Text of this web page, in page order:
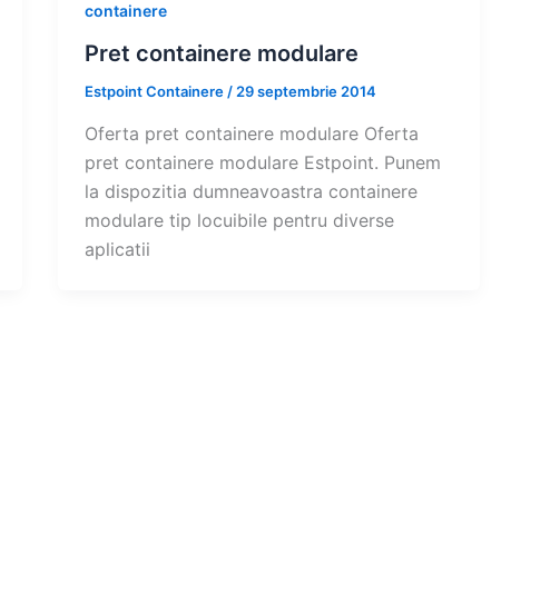
containere
Pret containere modulare
Estpoint Containere / 29 septembrie 2014
Oferta pret containere modulare Oferta
pret containere modulare Estpoint. Punem
la dispozitia dumneavoastra containere
modulare tip locuibile pentru diverse
aplicatii